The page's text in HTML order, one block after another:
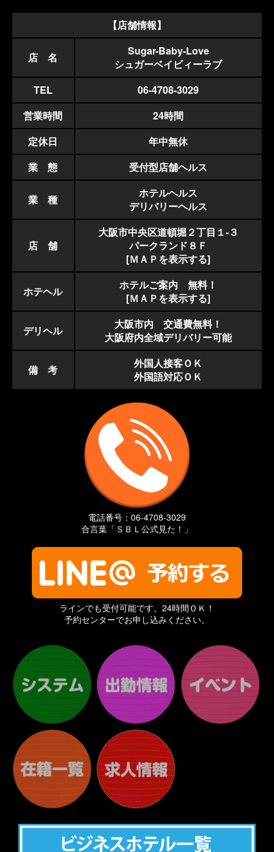
【注意事項①】
◎反社会的勢力の方(弊社が疑いが有ると判断した場合)
◎同業関係者の方
◎酷い酔っ払いの方
◎酷い不衛生な方
◎やくぶつ使用の疑いのある方
※以上の方はお断りいたします。
他、当店が不適切と判断した場合お断りする場合がございます。
以上悪しからずご了承下さいませ。
その際の返金は致しかねます。
ご了承ください。
【注意事項②】
◎お客様の貴重品はご自身で厳重に管理下さいませ。
(盗難及び紛失等の一切の責任は負いかねます)
◎悪戯の予約の場合料金の10倍額を徴収致します。
(顧問弁護士より追跡調査の上、内容証明を関係先に特定郵便で郵送致
します)
【禁止事項】
◎許可のない盗撮及び盗聴行為
◎ストーカー行為
◎お部屋にお客様以外の人間がいる場合
◎監禁及び暴力及び暴言
◎コンパニオンと個人的な金銭の授受
◎引き抜き行為
◎コンパニオンの嫌がる行為
◎予約後の時間を取る行為(タイマースタート致します)
※他、当店が不適切と判断した場合お断りする場合がございます。
尚コンパニオンが接客中に不適切と判断する場合もございます。
以上悪しからずご了承下さいませ。
その際の返金は致しかねます。
以上発覚次第法的措置を取らせて頂きます。
〔損害賠償〕金百万円～の罰金になる場合もございます。
◎ご利用時にカードご利用のお客様は身分証をご提示頂くことがござい
ますので予めご了承くださいませ
◎尚交通渋滞、延長等の為お時間が、大幅に遅延する事がございますの
で予めご了承くださいませ
◎年末年始、週末、特別日、深夜はクーポンならびにイベントが使えな
い場合がございますので予めご了承下さい
◎料金は全て前金で後程女性が参ります
◎お時間は余裕をもってご予約下さいませ
◎大幅に遅延する場合がございますので予めご了承くださいませ
◎写真年齢等は加工しております予めご了承下さいませ
◎尚ホテル代はホテルにお支払い下さいませ
◎お客様にお安いホテルはご紹介させていただきます
◎デリバリーの場合地域によっては、出張費がかかる場合がございます
◎チェンジ及びキャンセルは別途料金がかかる場合がございます予めご
了承くださいませ
◎チェンジの際に出張費がかかる場合がございます
◎尚受付後の返金は致しかねます
(損害賠償)
利用者の故意又は過失により当社に損害が発生した場合、当社は当該利
用者に対しこの損害の賠償（弁護士費用なども含む）を請求することが
でき、当該利用者は、請求に直ちに応じなければならないものとしま
(合意管轄)
当社及び当店を利用するユーザーは、本規約及び当社が別途定める利用
規約および諸規定の全てに関して訴訟の必要が生じた場合、大阪地方裁
判所を第一審の専属的合意管轄裁判所とします。
(同意)
利用者は自らの意思で本サービスを利用し、自らが利用した範囲で全て
の責任を負うものとします。
利用者は、本サービスを利用することで、本規約に同意したものとみな
します。
ご理解の程お願い申し上げます。
付則：本規約は2012年12月10日から実施
本規約は2025年2月10日より改定
以上皆様のより良いお遊びになります様お願い致します。
ませ。
出来る限りの対応はさせて頂きます。
お時間迄ごゆっくりご堪能くださいませ。
【店舗情報】
店 名
Sugar-Baby-Love
シュガーベイビィーラブ
TEL
06-4708-3029
営業時間
24時間
定休日
年中無休
業 態
受付型店舗ヘルス
業 種
ホテルヘルス
デリバリーヘルス
店 舗
大阪市中央区道頓堀２丁目１-３
パークランド８Ｆ
[ＭＡＰを表示する]
ホテヘル
ホテルご案内 無料！
[ＭＡＰを表示する]
デリヘル
大阪市内 交通費無料！
大阪府内全域デリバリー可能
備 考
外国人接客ＯＫ
外国語対応ＯＫ
電話番号：06-4708-3029
合言葉「ＳＢＬ公式見た！」
ラインでも受付可能です。24時間ＯＫ！
予約センターでお申し込みください。